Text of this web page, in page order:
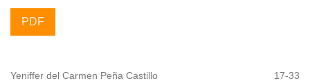
PDF
Yeniffer del Carmen Peña Castillo 17-33